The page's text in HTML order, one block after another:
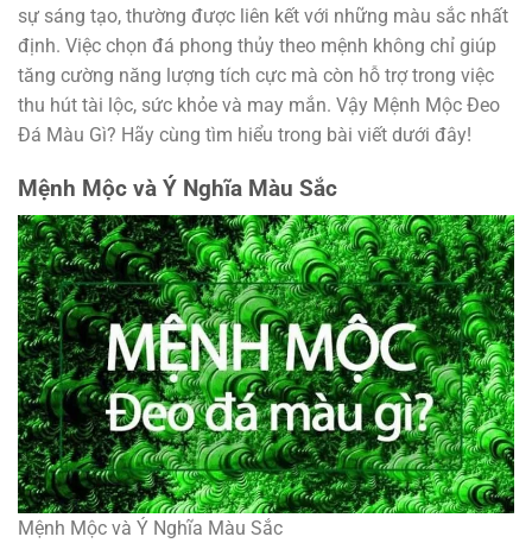
sự sáng tạo, thường được liên kết với những màu sắc nhất
định. Việc chọn đá phong thủy theo mệnh không chỉ giúp
tăng cường năng lượng tích cực mà còn hỗ trợ trong việc
thu hút tài lộc, sức khỏe và may mắn. Vậy Mệnh Mộc Đeo
Đá Màu Gì? Hãy cùng tìm hiểu trong bài viết dưới đây!
Mệnh Mộc và Ý Nghĩa Màu Sắc
Mệnh Mộc và Ý Nghĩa Màu Sắc